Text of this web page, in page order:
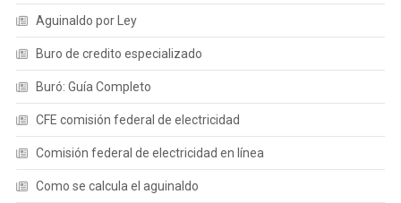
Aguinaldo por Ley
Buro de credito especializado
Buró: Guía Completo
CFE comisión federal de electricidad
Comisión federal de electricidad en línea
Como se calcula el aguinaldo